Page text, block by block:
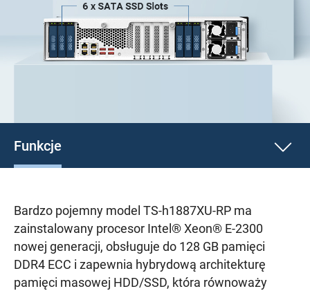
Funkcje
Bardzo pojemny model TS-h1887XU-RP ma
zainstalowany procesor Intel® Xeon® E-2300
nowej generacji, obsługuje do 128 GB pamięci
DDR4 ECC i zapewnia hybrydową architekturę
pamięci masowej HDD/SSD, która równoważy